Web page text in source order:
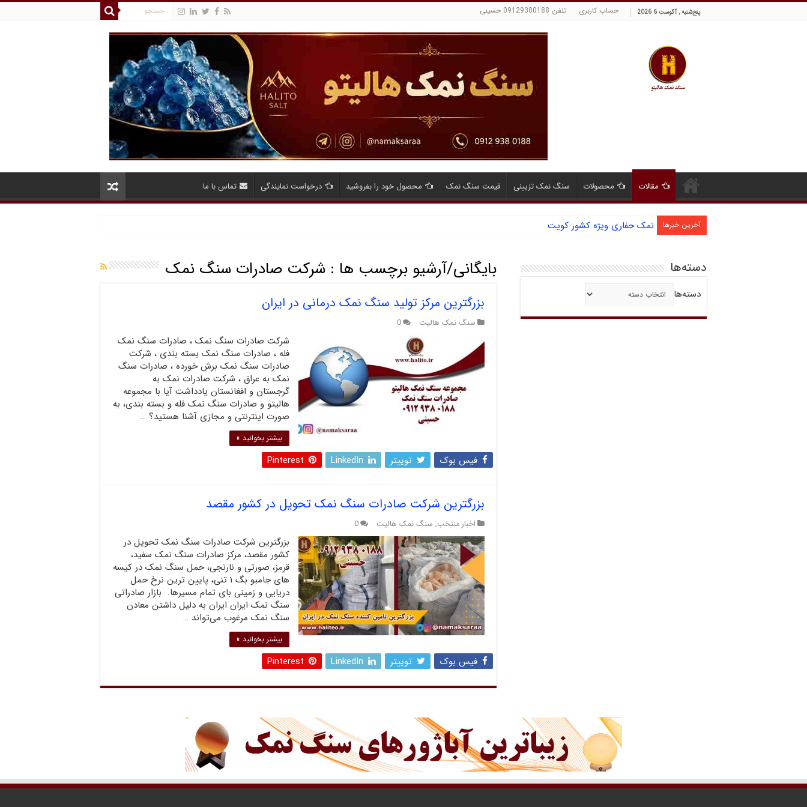
پنج‌شنبه , آگوست 6 2026 حساب کاربری تلفن 09129380188 حسینی
مقالات محصولات سنگ نمک تزیینی قیمت سنگ نمک محصول خود را بفروشید درخواست نمایندگی تماس با ما
آخرین خبرها نمک حفاری ویژه کشور کویت
بایگانی/آرشیو برچسب ها : شرکت صادرات سنگ نمک
بزرگترین مرکز تولید سنگ نمک درمانی در ایران
سنگ نمک هالیت 0
شرکت صادرات سنگ نمک ، صادرات سنگ نمک
فله ، صادرات سنگ نمک بسته بندی ، شرکت
صادرات سنگ نمک برش خورده ، صادرات سنگ
نمک به عراق ، شرکت صادرات نمک به
گرجستان و افغانستان یادداشت آیا با مجموعه
هالیتو و صادرات سنگ نمک فله و بسته بندی، به
صورت اینترنتی و مجازی آشنا هستید؟ …
بیشتر بخوانید »
فیس بوک توییتر LinkedIn
Pinterest
بزرگترین شرکت صادرات سنگ نمک تحویل در کشور مقصد
اخبار منتخب, سنگ نمک هالیت 0
بزرگترین شرکت صادرات سنگ نمک تحویل در
کشور مقصد، مرکز صادرات سنگ نمک سفید،
قرمز، صورتی و نارنجی، حمل سنگ نمک در کیسه
های جامبو بگ ۱ تنی، پایین ترین نرخ حمل
دریایی و زمینی بای تمام مسیرها. بازار صادراتی
سنگ نمک ایران ایران به دلیل داشتن معادن
سنگ نمک مرغوب می‌تواند …
بیشتر بخوانید »
فیس بوک توییتر LinkedIn
Pinterest
دسته‌ها
دسته‌ها